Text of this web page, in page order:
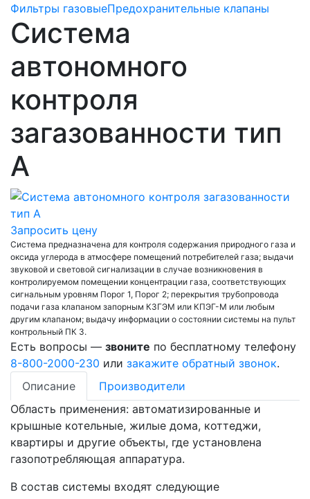
Фильтры газовыеПредохранительные клапаны
Система
автономного
контроля
загазованности тип
А
Запросить цену
Система предназначена для контроля содержания природного газа и
оксида углерода в атмосфере помещений потребителей газа; выдачи
звуковой и световой сигнализации в случае возникновения в
контролируемом помещении концентрации газа, соответствующих
сигнальным уровням Порог 1, Порог 2; перекрытия трубопровода
подачи газа клапаном запорным КЗГЭМ или КПЭГ-М или любым
другим клапаном; выдачу информации о состоянии системы на пульт
контрольный ПК 3.
Есть вопросы — звоните по бесплатному телефону
8-800-2000-230 или закажите обратный звонок.
Описание
Производители
Область применения: автоматизированные и
крышные котельные, жилые дома, коттеджи,
квартиры и другие объекты, где установлена
газопотребляющая аппаратура.
В состав системы входят следующие